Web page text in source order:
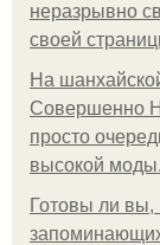
неразрывно
своей
На
Совершенно
просто
высокой моды.
Готовы ли вы,